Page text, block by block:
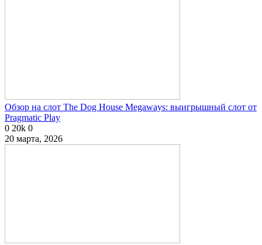
Обзор на слот The Dog House Megaways: выигрышный слот от
Pragmatic Play
0 20k 0
20 марта, 2026